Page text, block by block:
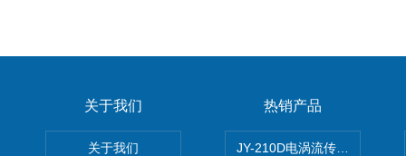
关于我们
关于我们
热销产品
JY-210D电涡流传感器